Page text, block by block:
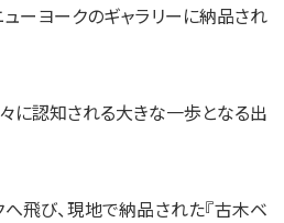
ーヨークのギャラリーに納品され
に認知される大きな一歩となる出
飛び、現地で納品された『古木ベ